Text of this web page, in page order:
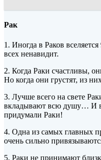
Рак
1. Иногда в Раков
всех ненавидит.
2. Когда Раки счастливы,
Но когда они грустят, из
3. Лучше всего на свете
вкладывают всю душу… И
придумали Раки!
4. Одна из самых главных
очень сильно
5. Раки не принимают